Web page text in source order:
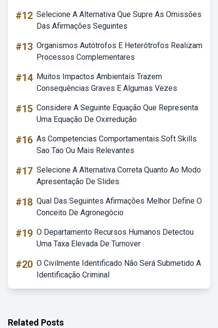
#12 Selecione A Alternativa Que Supre As Omissões
Das Afirmações Seguintes
#13 Organismos Autótrofos E Heterótrofos Realizam
Processos Complementares
#14 Muitos Impactos Ambientais Trazem
Consequências Graves E Algumas Vezes
#15 Considere A Seguinte Equação Que Representa
Uma Equação De Oxirredução
#16 As Competencias Comportamentais Soft Skills
Sao Tao Ou Mais Relevantes
#17 Selecione A Alternativa Correta Quanto Ao Modo
Apresentação De Slides.
#18 Qual Das Seguintes Afirmações Melhor Define O
Conceito De Agronegócio
#19 O Departamento Recursos Humanos Detectou
Uma Taxa Elevada De Turnover
#20 O Civilmente Identificado Não Será Submetido A
Identificação Criminal
Related Posts